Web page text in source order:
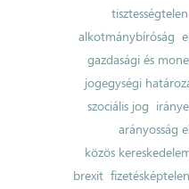
alkotmánybíróság
gazdasági és
jogegységi
szociális jog
arányosság
közös
brexit